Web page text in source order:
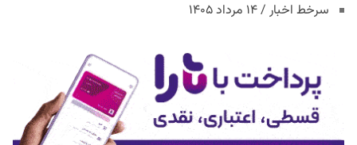
سرخط اخبار / ۱۴ مرداد ۱۴۰۵